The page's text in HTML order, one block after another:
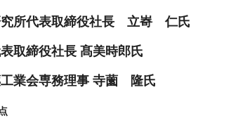
究所代表取締役社長 立㟢 仁氏
取締役社長 髙美時郎氏
工業会専務理事 寺薗 隆氏